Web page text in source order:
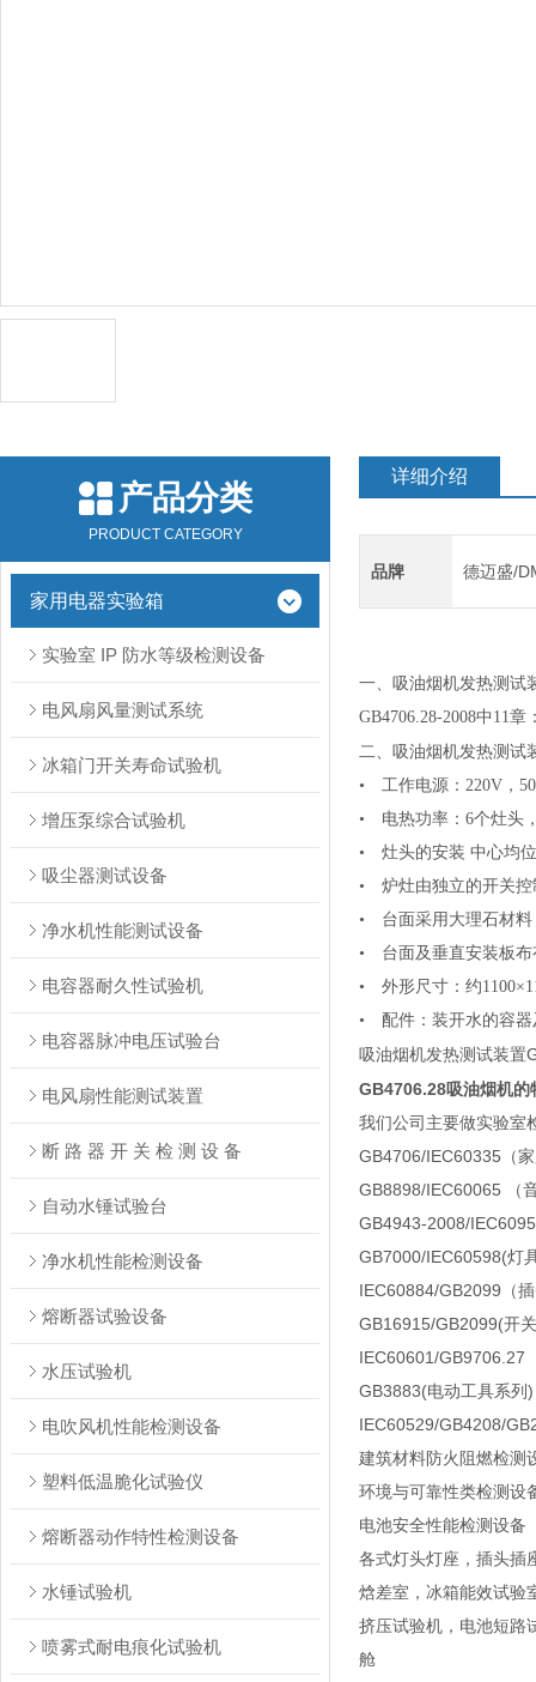
产品分类
PRODUCT CATEGORY
家用电器实验箱
实验室 IP 防水等级检测设备
电风扇风量测试系统
冰箱门开关寿命试验机
增压泵综合试验机
吸尘器测试设备
净水机性能测试设备
电容器耐久性试验机
电容器脉冲电压试验台
电风扇性能测试装置
断 路 器 开 关 检 测 设 备
自动水锤试验台
净水机性能检测设备
熔断器试验设备
水压试验机
电吹风机性能检测设备
塑料低温脆化试验仪
熔断器动作特性检测设备
水锤试验机
喷雾式耐电痕化试验机
详细介绍
品牌 德迈盛/
一、 吸油烟机发热测试
GB4706.28-2008中11
二、 吸油烟机发热测试
• 工作电源：220V，
• 电热功率：6个灶头
• 灶头的安装 中心均位
• 炉灶由独立的开关控
• 台面采用大理石材料
• 台面及垂直安装板布
• 外形尺寸：约
• 配件：装开水的容器
吸油烟机发热测试装置
GB4706.28吸油烟机的
我们公司主要做实验室
GB4706/IEC60335（
GB8898/IEC60065 （
GB4943-2008/
GB7000/IEC60598(灯
IEC60884/GB2099（
GB16915/GB2099(开
IEC60601/GB9706.27
GB3883(电动工具系列
IEC60529/GB4208/
建筑材料防火阻燃检测
环境与可靠性类检测设
电池安全性能检测设备
各式灯头灯座，插头插
焓差室，冰箱能效试验
挤压试验机，电池短路
舱